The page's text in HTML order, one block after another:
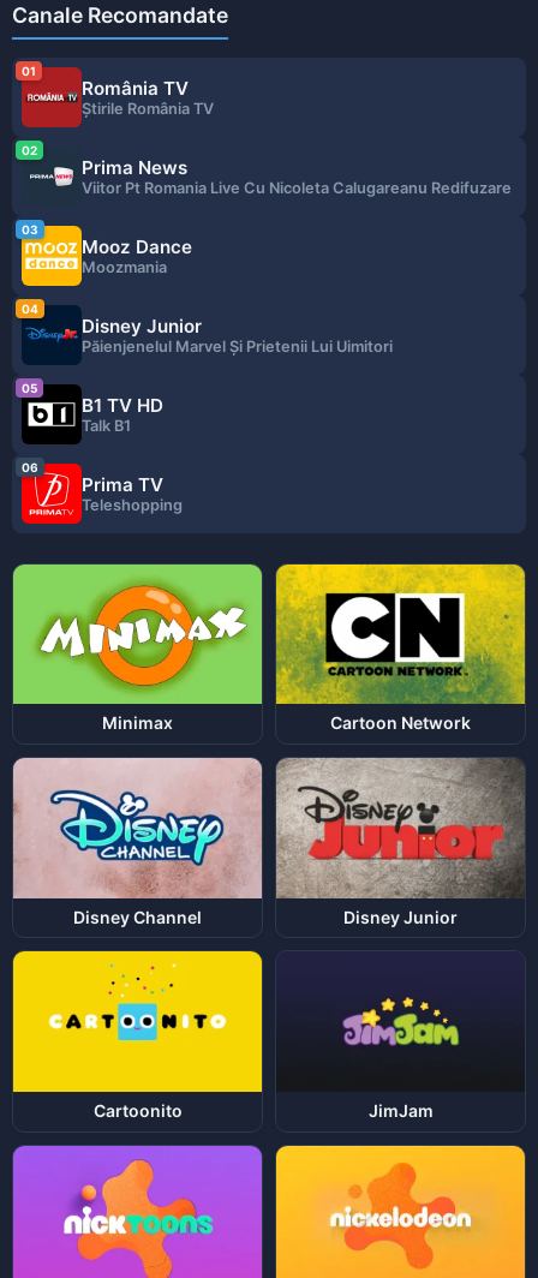
Canale Recomandate
01
România TV
Ştirile România TV
02
Prima News
Viitor Pt Romania Live Cu Nicoleta Calugareanu Redifuzare
03
Mooz Dance
Moozmania
04
Disney Junior
Păienjenelul Marvel Și Prietenii Lui Uimitori
05
B1 TV HD
Talk B1
06
Prima TV
Teleshopping
Minimax Cartoon Network
Disney Channel Disney Junior
Cartoonito JimJam